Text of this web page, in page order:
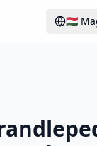
🇭🇺